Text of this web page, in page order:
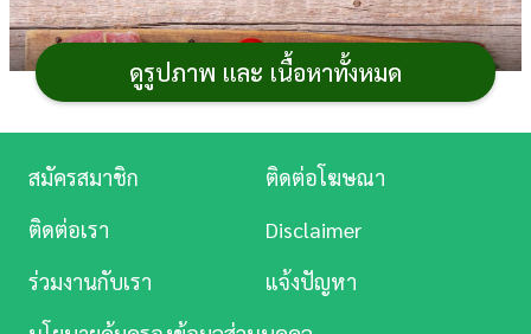
ดูรูปภาพ และ เนื้อหาทั้งหมด
บันเทิง
ดู
Music
สมัครสมาชิก
ติดต่อโฆษณา
ติดต่อเรา
Disclaimer
ร่วมงานกับเรา
แจ้งปัญหา